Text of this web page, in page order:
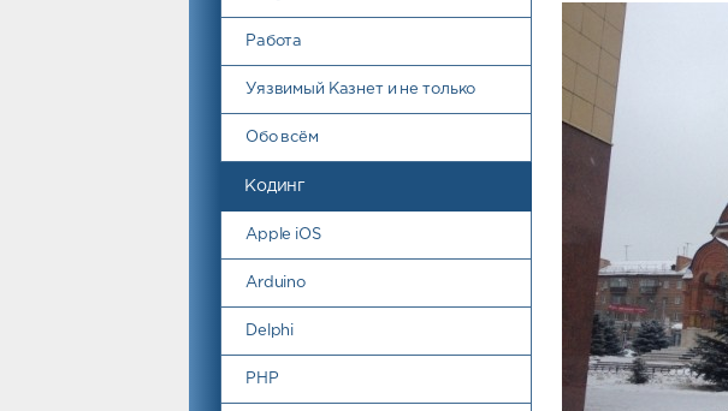
Работа
Уязвимый Казнет и не только
Обо всём
Кодинг
Apple iOS
Arduino
Delphi
PHP